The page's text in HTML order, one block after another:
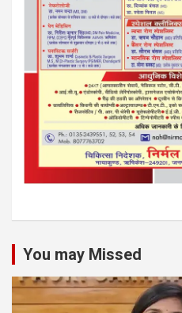
You may Missed